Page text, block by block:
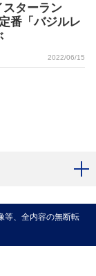
スターラン
番「バジルレ
2022/06/15
等、全内容の無断転